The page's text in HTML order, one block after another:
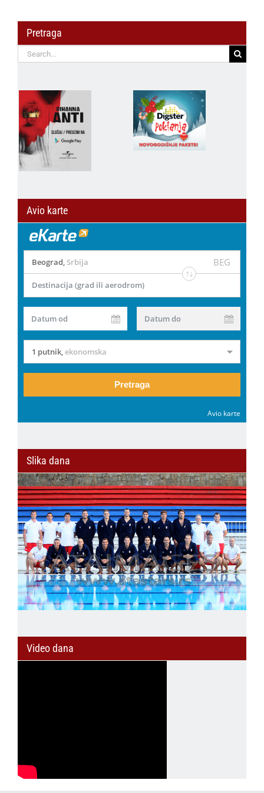
Pretraga
Search
for:
Avio karte
Beograd, Srbija BEG
Destinacija (grad ili aerodrom)
Datum od Datum do
1 putnik,ekonomska
Pretraga
Avio karte
Slika dana
Video dana